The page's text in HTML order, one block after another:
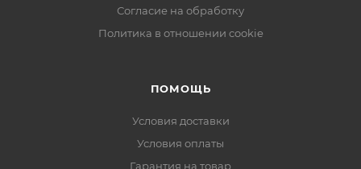
Согласие на обработку
Политика в отношении cookie
ПОМОЩЬ
Условия доставки
Условия оплаты
Гарантия на товар